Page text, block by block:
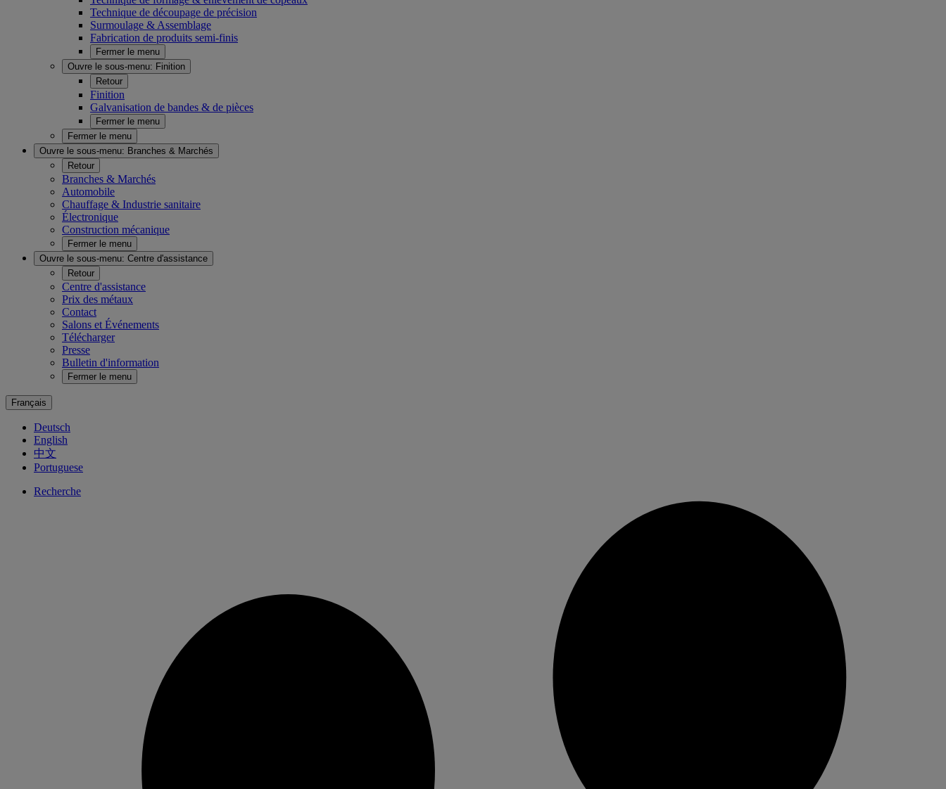
Technique de découpage de précision
Surmoulage & Assemblage
Fabrication de produits semi-finis
Fermer le menu
Ouvre le sous-menu: Finition
Retour
Finition
Galvanisation de bandes & de pièces
Fermer le menu
Fermer le menu
Ouvre le sous-menu: Branches & Marchés
Retour
Branches & Marchés
Automobile
Chauffage & Industrie sanitaire
Électronique
Construction mécanique
Fermer le menu
Ouvre le sous-menu: Centre d'assistance
Retour
Centre d'assistance
Prix des métaux
Contact
Salons et Événements
Télécharger
Presse
Bulletin d'information
Fermer le menu
Français
Deutsch
English
中文
Portuguese
Recherche